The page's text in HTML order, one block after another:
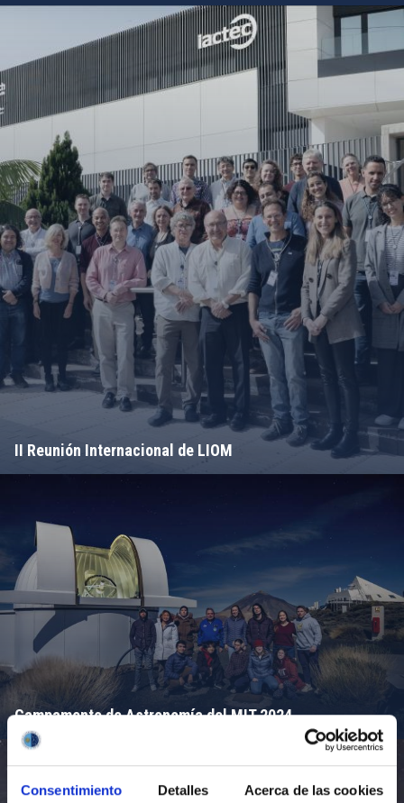
Consentimiento Detalles Acerca de las cookies
II Reunión Internacional de LIOM
Campamento de Astronomía del MIT 2024